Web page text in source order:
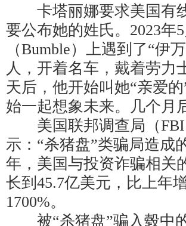
卡塔丽娜要求美国有线
要公布她的姓氏。2023年
（Bumble）上遇到了“伊
人，开着名车，戴着劳力
天后，他开始叫她“亲爱
始一起想象未来。几个月
美国联邦调查局（FBI
示：“杀猪盘”类骗局造成
年，美国与投资诈骗相关
长到45.7亿美元，比上年
1700%。
被“杀猪盘”骗入毂中